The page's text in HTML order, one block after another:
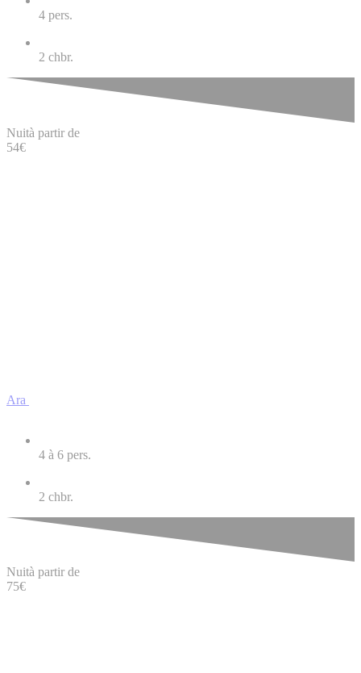
4 pers.
2 chbr.
Nuità partir de
54€
Ara
4 à 6 pers.
2 chbr.
Nuità partir de
75€